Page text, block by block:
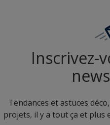
N8.10.51
Inscrivez-
Tendances et astuces
projets, il y a tout ça et plus